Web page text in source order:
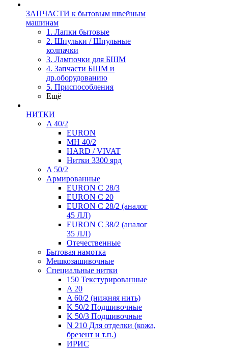
ЗАПЧАСТИ к бытовым швейным
машинам
1. Лапки бытовые
2. Шпульки / Шпульные
колпачки
3. Лампочки для БШМ
4. Запчасти БШМ и
др.оборудованию
5. Приспособления
Ещё
НИТКИ
A 40/2
EURON
MH 40/2
HARD / VIVAT
Нитки 3300 ярд
A 50/2
Армированные
EURON C 28/3
EURON C 20
EURON C 28/2 (аналог
45 ЛЛ)
EURON C 38/2 (аналог
35 ЛЛ)
Отечественные
Бытовая намотка
Мешкозашивочные
Специальные нитки
150 Текстурированные
A 20
A 60/2 (нижняя нить)
K 50/2 Подшивочные
K 50/3 Подшивочные
N 210 Для отделки (кожа,
брезент и т.п.)
ИРИС